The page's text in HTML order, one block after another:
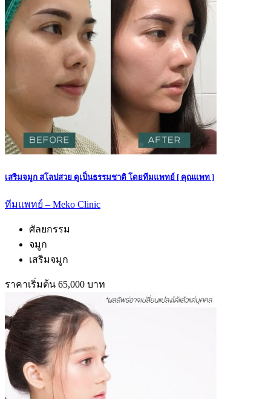
เสริมจมูก สโลปสวย ดูเป็นธรรมชาติ โดยทีมแพทย์ [ คุณแพท ]
ทีมแพทย์ – Meko Clinic
ศัลยกรรม
จมูก
เสริมจมูก
ราคาเริ่มต้น 65,000 บาท